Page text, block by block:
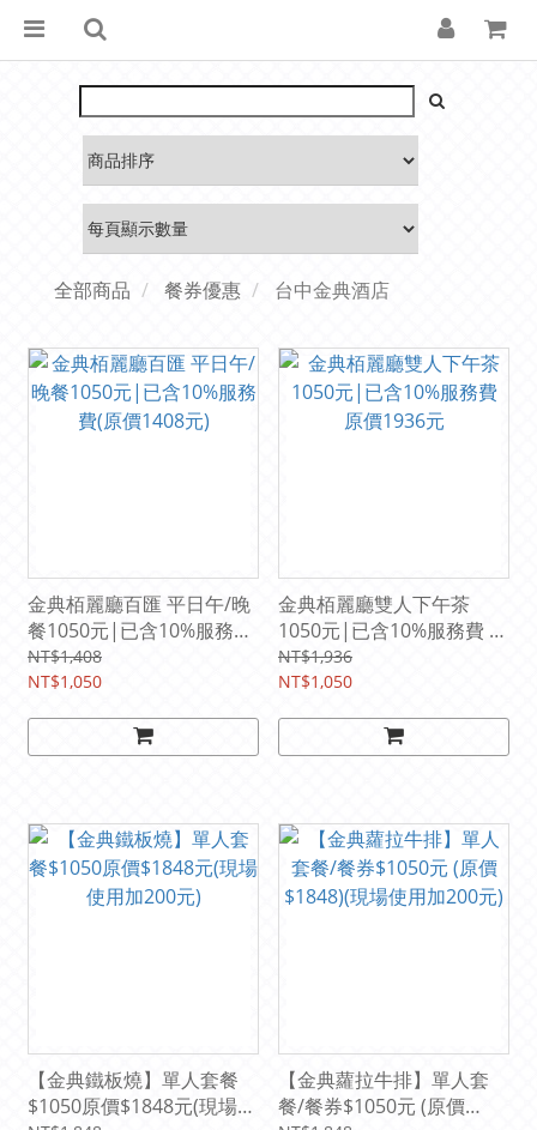
全部商品 餐券優惠 台中金典酒店
金典栢麗廳百匯 平日午/晚
餐1050元|已含10%服務費
(原價1408元)
NT$1,408
NT$1,050
金典栢麗廳雙人下午茶
1050元|已含10%服務費 原
價1936元
NT$1,936
NT$1,050
【金典鐵板燒】單人套餐
$1050原價$1848元(現場使
【金典蘿拉牛排】單人套
餐/餐券$1050元 (原價